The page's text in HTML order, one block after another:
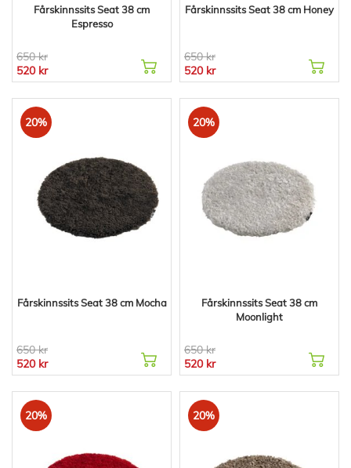
Fårskinnssits Seat 38 cm
Espresso
650 kr
520 kr
Fårskinnssits Seat 38 cm Honey
650 kr
520 kr
20%
Fårskinnssits Seat 38 cm Mocha
650 kr
520 kr
20%
Fårskinnssits Seat 38 cm
Moonlight
650 kr
520 kr
20% 20%